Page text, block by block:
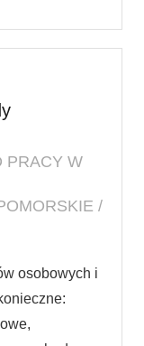
PRACY W
/
osobowych i